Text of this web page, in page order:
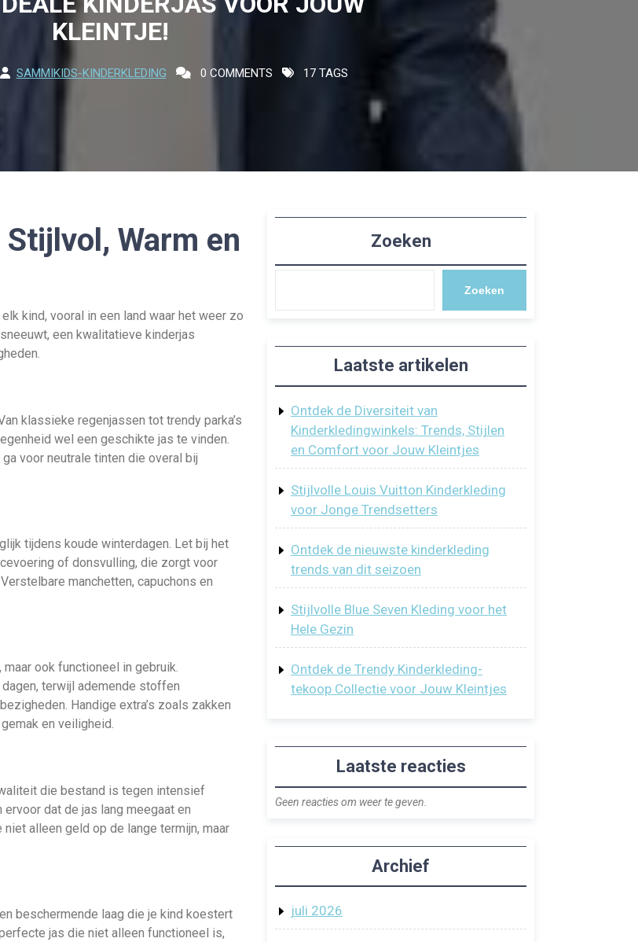
KLEINTJE!
SAMMIKIDS-KINDERKLEDING 0 COMMENTS 17 TAGS
Warm en
kind, vooral in een land waar het weer zo
een kwalitatieve kinderjas
klassieke regenjassen tot trendy parka’s
wel een geschikte jas te vinden.
voor neutrale tinten die overal bij
tijdens koude winterdagen. Let bij het
of donsvulling, die zorgt voor
manchetten, capuchons en
ook functioneel in gebruik.
terwijl ademende stoffen
Handige extra’s zoals zakken
en veiligheid.
die bestand is tegen intensief
dat de jas lang meegaat en
alleen geld op de lange termijn, maar
beschermende laag die je kind koestert
jas die niet alleen functioneel is,
Zoeken
Zoeken
Laatste artikelen
Ontdek de Diversiteit van
Kinderkledingwinkels: Trends, Stijlen
en Comfort voor Jouw Kleintjes
Stijlvolle Louis Vuitton Kinderkleding
voor Jonge Trendsetters
Ontdek de nieuwste kinderkleding
trends van dit seizoen
Stijlvolle Blue Seven Kleding voor het
Hele Gezin
Ontdek de Trendy Kinderkleding-
tekoop Collectie voor Jouw Kleintjes
Laatste reacties
Geen reacties om weer te geven.
Archief
juli 2026